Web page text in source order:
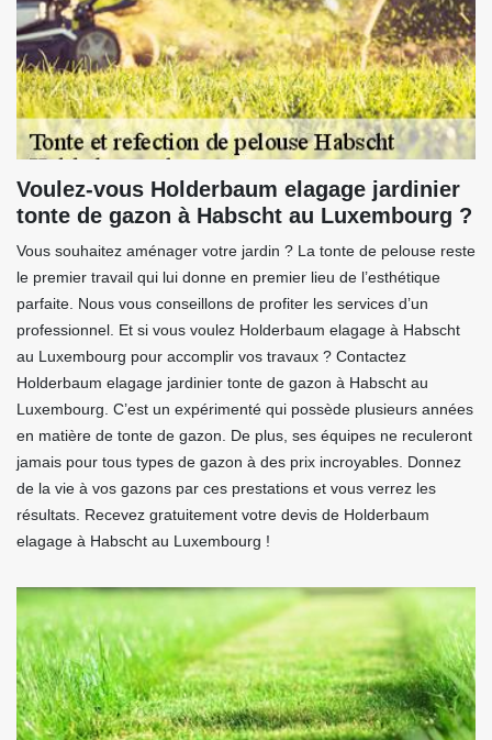
Voulez-vous Holderbaum elagage jardinier
tonte de gazon à Habscht au Luxembourg ?
Vous souhaitez aménager votre jardin ? La tonte de pelouse reste
le premier travail qui lui donne en premier lieu de l’esthétique
parfaite. Nous vous conseillons de profiter les services d’un
professionnel. Et si vous voulez Holderbaum elagage à Habscht
au Luxembourg pour accomplir vos travaux ? Contactez
Holderbaum elagage jardinier tonte de gazon à Habscht au
Luxembourg. C’est un expérimenté qui possède plusieurs années
en matière de tonte de gazon. De plus, ses équipes ne reculeront
jamais pour tous types de gazon à des prix incroyables. Donnez
de la vie à vos gazons par ces prestations et vous verrez les
résultats. Recevez gratuitement votre devis de Holderbaum
elagage à Habscht au Luxembourg !